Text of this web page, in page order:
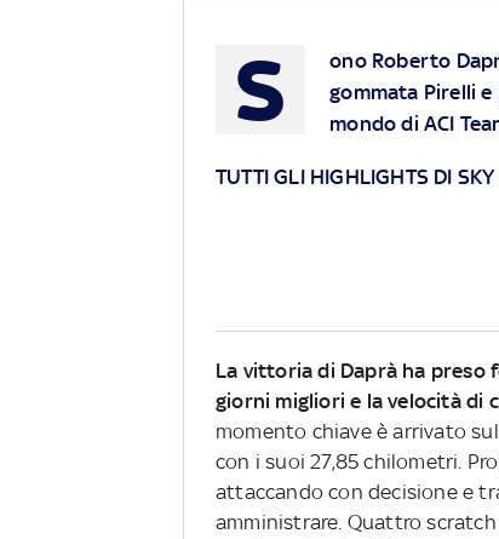
S
ono Roberto
gommata Pirelli
mondo di ACI
TUTTI GLI HIGHLIGHTS DI SKY
La vittoria di Daprà ha preso
giorni migliori e la velocità di
momento chiave è arrivato
con i suoi 27,85 chilometri.
attaccando con decisione e
amministrare. Quattro